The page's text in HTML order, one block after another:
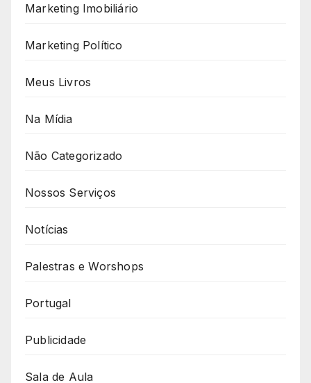
Marketing Imobiliário
Marketing Político
Meus Livros
Na Mídia
Não Categorizado
Nossos Serviços
Notícias
Palestras e Worshops
Portugal
Publicidade
Sala de Aula